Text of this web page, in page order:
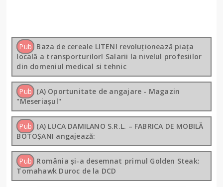
Pub Baza de cereale LITENI revoluționează piața
locală a transporturilor! Salarii la nivelul profesiilor
din domeniul medical si tehnic
Pub (A) Oportunitate de angajare - Magazin
"Meseriașul"
Pub (A) LUCA DAMILANO S.R.L. – FABRICA DE MOBILĂ
BOTOȘANI angajează:
Pub România și-a desemnat primul Golden Steak:
Tomahawk Duroc de la DCD